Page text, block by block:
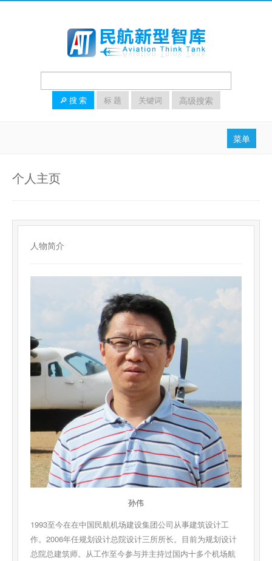
🔎 搜 索 标 题 关键词 高级搜索
菜单
热点动态
研究看板
个人主页
人物简介
孙伟
1993至今在在中国民航机场建设集团公司从事建筑设计工
作。2006年任规划设计总院设计三所所长。目前为规划设计
总院总建筑师。从工作至今参与并主持过国内十多个机场航